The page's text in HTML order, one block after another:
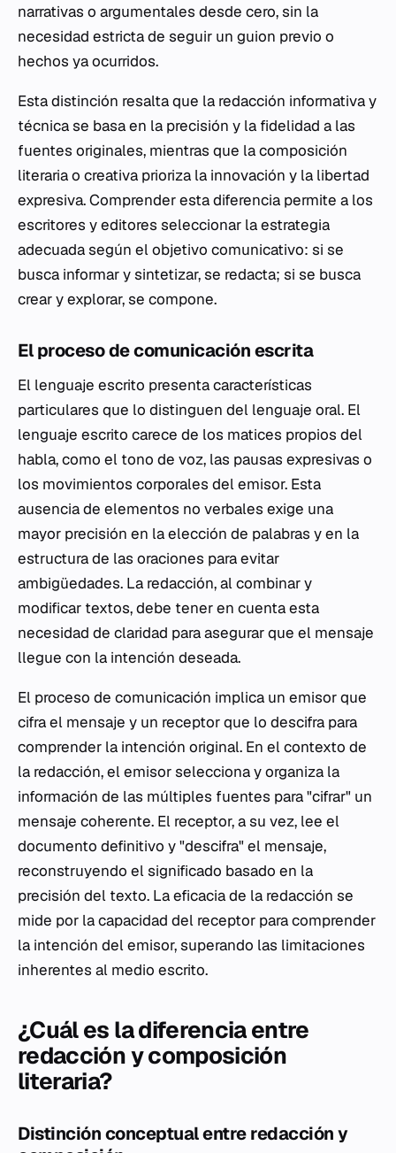
narrativas o argumentales desde cero, sin la
necesidad estricta de seguir un guion previo o
hechos ya ocurridos.
Esta distinción resalta que la redacción informativa y
técnica se basa en la precisión y la fidelidad a las
fuentes originales, mientras que la composición
literaria o creativa prioriza la innovación y la libertad
expresiva. Comprender esta diferencia permite a los
escritores y editores seleccionar la estrategia
adecuada según el objetivo comunicativo: si se
busca informar y sintetizar, se redacta; si se busca
crear y explorar, se compone.
El proceso de comunicación escrita
El lenguaje escrito presenta características
particulares que lo distinguen del lenguaje oral. El
lenguaje escrito carece de los matices propios del
habla, como el tono de voz, las pausas expresivas o
los movimientos corporales del emisor. Esta
ausencia de elementos no verbales exige una
mayor precisión en la elección de palabras y en la
estructura de las oraciones para evitar
ambigüedades. La redacción, al combinar y
modificar textos, debe tener en cuenta esta
necesidad de claridad para asegurar que el mensaje
llegue con la intención deseada.
El proceso de comunicación implica un emisor que
cifra el mensaje y un receptor que lo descifra para
comprender la intención original. En el contexto de
la redacción, el emisor selecciona y organiza la
información de las múltiples fuentes para "cifrar" un
mensaje coherente. El receptor, a su vez, lee el
documento definitivo y "descifra" el mensaje,
reconstruyendo el significado basado en la
precisión del texto. La eficacia de la redacción se
mide por la capacidad del receptor para comprender
la intención del emisor, superando las limitaciones
inherentes al medio escrito.
¿Cuál es la diferencia entre
redacción y composición
literaria?
Distinción conceptual entre redacción y